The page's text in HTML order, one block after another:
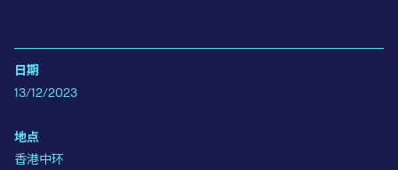
日期
13/12/2023
地点
香港中环